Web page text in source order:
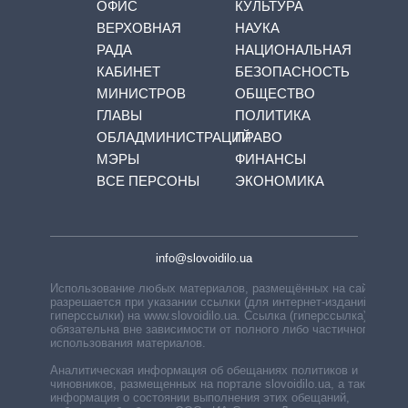
ОФИС
ВЕРХОВНАЯ
РАДА
КАБИНЕТ
МИНИСТРОВ
ГЛАВЫ
ОБЛАДМИНИСТРАЦИЙ
МЭРЫ
ВСЕ ПЕРСОНЫ
КУЛЬТУРА
НАУКА
НАЦИОНАЛЬНАЯ
БЕЗОПАСНОСТЬ
ОБЩЕСТВО
ПОЛИТИКА
ПРАВО
ФИНАНСЫ
ЭКОНОМИКА
info@slovoidilo.ua
Использование любых материалов, размещённых на сайте,
разрешается при указании ссылки (для интернет-изданий —
гиперссылки) на www.slovoidilo.ua. Ссылка (гиперссылка)
обязательна вне зависимости от полного либо частичного
использования материалов.
Аналитическая информация об обещаниях политиков и
чиновников, размещенных на портале slovoidilo.ua, а также
информация о состоянии выполнения этих обещаний,